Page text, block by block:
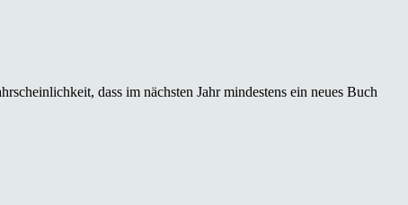
dass im nächsten Jahr mindestens ein neues Buch